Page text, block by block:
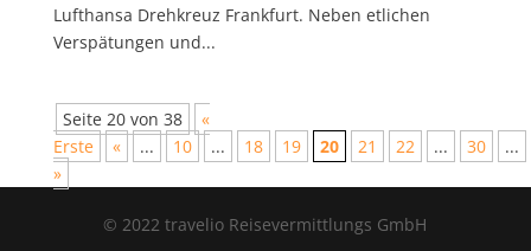
Lufthansa Drehkreuz Frankfurt. Neben etlichen
Verspätungen und...
Seite 20 von 38
«
Erste
« ... 10 ... 18 19 20 21 22 ... 30
...
»
© 2022 travelio Reisevermittlungs GmbH